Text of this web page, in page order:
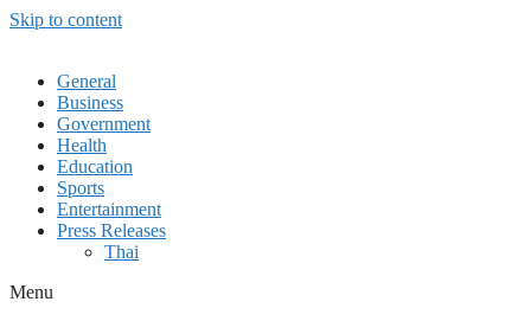
Skip to content
General
Business
Government
Health
Education
Sports
Entertainment
Press Releases
Thai
Menu